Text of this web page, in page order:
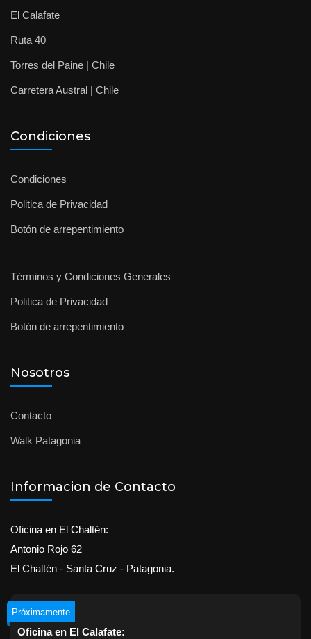
El Calafate
Ruta 40
Torres del Paine | Chile
Carretera Austral | Chile
Condiciones
Condiciones
Politica de Privacidad
Botón de arrepentimiento
Términos y Condiciones Generales
Politica de Privacidad
Botón de arrepentimiento
Nosotros
Contacto
Walk Patagonia
Informacion de Contacto
Oficina en El Chaltén:
Antonio Rojo 62
El Chaltén - Santa Cruz - Patagonia.
Próximamente
Oficina en El Calafate: